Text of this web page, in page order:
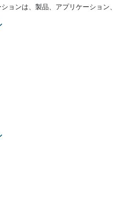
ョンは、製品、アプリケーション